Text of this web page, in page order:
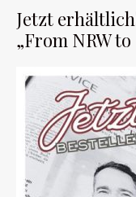
Jetzt
„From NRW to